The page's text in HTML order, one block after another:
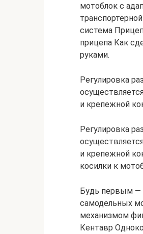
мотоблок с
система
прицепа Как
руками.
Регулировка
и крепежной
Регулировка
и крепежной
косилки к
Будь первым —
самодельных
механизмом
Кентавр